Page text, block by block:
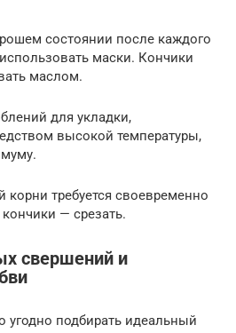
состоянии после каждого
маски. Кончики
маслом.
для укладки,
высокой температуры,
корни требуется своевременно
— срезать.
свершений и
угодно подбирать идеальный